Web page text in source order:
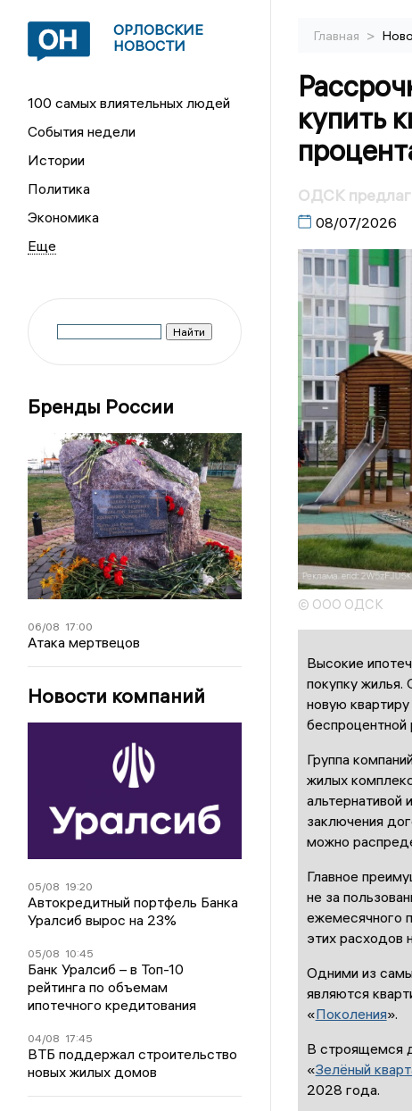
ОРЛОВСКИЕ
НОВОСТИ
100 самых влиятельных людей
События недели
Истории
Политика
Экономика
Бренды России
06/08 17:00
Атака мертвецов
Новости компаний
05/08 19:20
Автокредитный портфель Банка
Уралсиб вырос на 23%
05/08 10:45
Банк Уралсиб – в Топ-10
рейтинга по объемам
ипотечного кредитования
04/08 17:45
ВТБ поддержал строительство
новых жилых домов
Главная >
купить
ОДСК
08/07/2026
© ООО ОДСК
Высокие
покупку
новую
беспроцентной
Группа
жилых
альтернативой
заключения
можно
Главное
не за
ежемесячного
этих расходов
Одними из
являются
«Поколения».
В строящемся
«Зелёный
2028 года.